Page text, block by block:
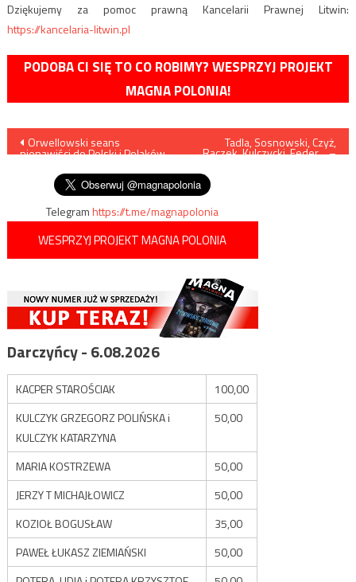
Dziękujemy za pomoc prawną Kancelarii Prawnej Litwin:
https://kancelaria-litwin.pl
PODOBA CI SIĘ TO CO ROBIMY? WESPRZYJ PROJEKT
MAGNA POLONIA!
Nawigacja
wpisu
Orwellowski seans
nienawiści do Polski i Polaków
Tadla, Sosnowski, Czyż,
Raczek, Kulczycki, Feder… –
Telegramhttps://t.me/magnapolonia
WESPRZYJ PROJEKT MAGNA POLONIA
Darczyńcy - 6.08.2026
KACPER STAROŚCIAK
100,00
KULCZYK GRZEGORZ POLIŃSKA i
KULCZYK KATARZYNA
50,00
MARIA KOSTRZEWA
50,00
JERZY T MICHAJŁOWICZ
50,00
KOZIOŁ BOGUSŁAW
35,00
PAWEŁ ŁUKASZ ZIEMIAŃSKI
50,00